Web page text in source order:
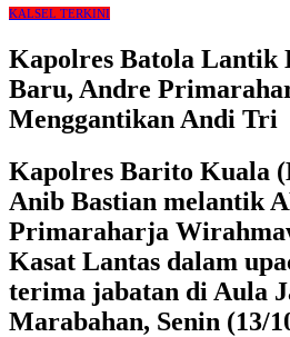
KALSEL TERKINI
Kapolres Batola Lantik
Baru, Andre
Menggantikan Andi Tri
Kapolres Barito Kuala
Anib Bastian melantik
Primaraharja
Kasat Lantas dalam
terima jabatan di Aula
Marabahan, Senin (13/